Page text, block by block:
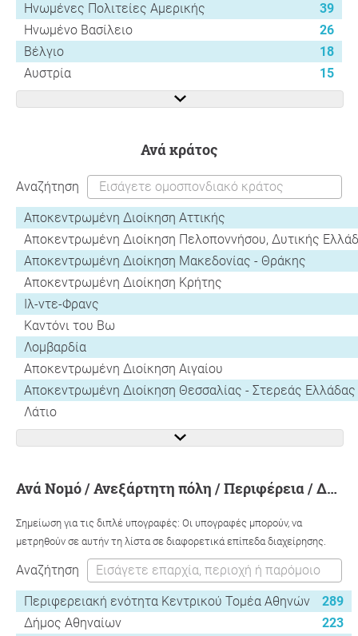
Ηνωμένες Πολιτείες Αμερικής
39
Ηνωμένο Βασίλειο
26
Βέλγιο
18
Αυστρία
15
ανά κράτος
Αναζήτηση
Αποκεντρωμένη Διοίκηση Αττικής
Αποκεντρωμένη Διοίκηση Πελοποννήσου, Δυτικής
Αποκεντρωμένη Διοίκηση Μακεδονίας - Θράκης
Αποκεντρωμένη Διοίκηση Κρήτης
Ιλ-ντε-Φρανς
Καντόνι του Βω
Λομβαρδία
Αποκεντρωμένη Διοίκηση Αιγαίου
Αποκεντρωμένη Διοίκηση Θεσσαλίας - Στερεάς Ελλάδας
Λάτιο
ανά Νομό / Ανεξάρτητη πόλη / Περιφέρεια / Δήμο
Σημείωση για τις διπλέ υπογραφές: Οι υπογραφές μπορούν, να
μετρηθούν σε αυτήν τη λίστα σε διαφορετικά επίπεδα διαχείρησης.
Αναζήτηση
Περιφερειακή ενότητα Κεντρικού Τομέα Αθηνών
289
Δήμος Αθηναίων
223